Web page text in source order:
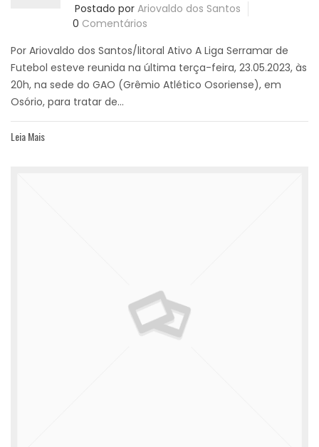
Postado por Ariovaldo dos Santos
0 Comentários
Por Ariovaldo dos Santos/litoral Ativo A Liga Serramar de
Futebol esteve reunida na última terça-feira, 23.05.2023, às
20h, na sede do GAO (Grêmio Atlético Osoriense), em
Osório, para tratar de...
Leia Mais